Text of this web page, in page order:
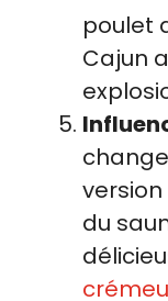
poulet
Cajun
du